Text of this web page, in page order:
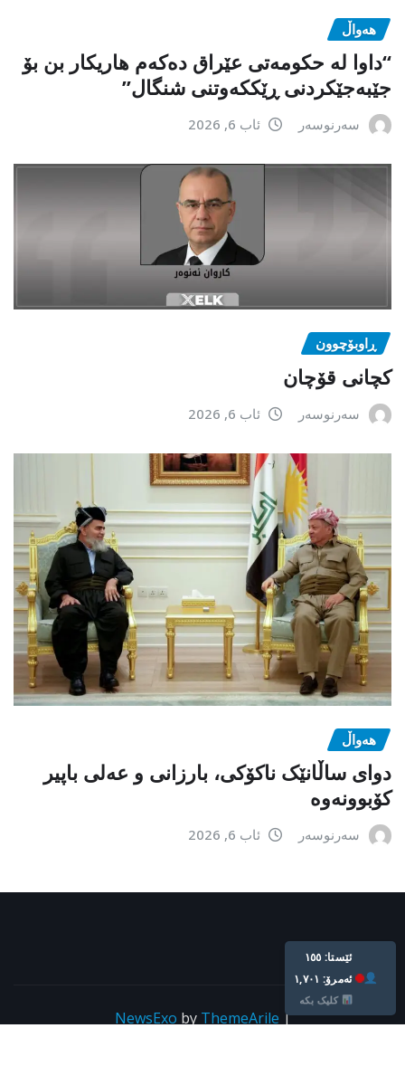
هەواڵ
“داوا لە حكومەتی عێراق دەكەم هاریكار بن بۆ
جێبەجێكردنی ڕێككەوتنی شنگال”
سەرنوسەر ئاب 6, 2026
ڕاوبۆچوون
کچانی قۆچان
سەرنوسەر ئاب 6, 2026
هەواڵ
دوای ساڵانێک ناکۆکی، بارزانی و عەلی باپیر
کۆبوونەوە
سەرنوسەر ئاب 6, 2026
|
NewsExo by ThemeArile
ئێستا: ١٥٥
ئه‌مرۆ: ١,٧٠١
کلیک بکە